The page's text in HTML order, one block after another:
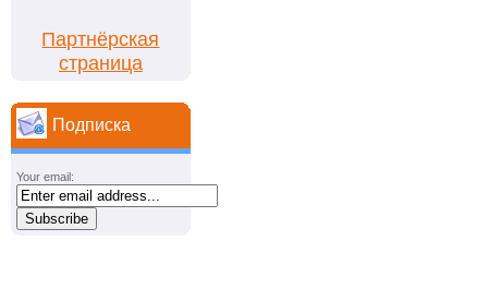
Партнёрская
страница
Подписка
Your email: